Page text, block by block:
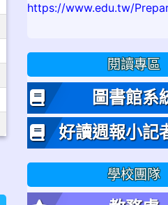
閱讀專區
圖書館系
好讀週報小記
學校團隊